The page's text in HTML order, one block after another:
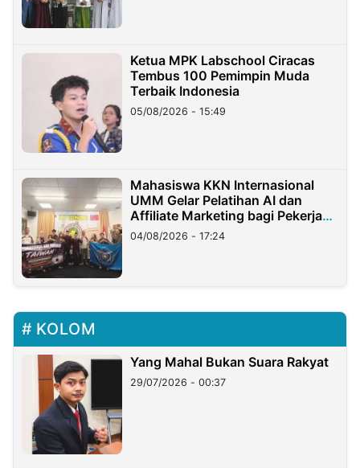
Ketua MPK Labschool Ciracas
Tembus 100 Pemimpin Muda
Terbaik Indonesia
05/08/2026 - 15:49
Mahasiswa KKN Internasional
UMM Gelar Pelatihan AI dan
Affiliate Marketing bagi Pekerja
Migran Indonesia di Taiwan
04/08/2026 - 17:24
KOLOM
Yang Mahal Bukan Suara Rakyat
29/07/2026 - 00:37